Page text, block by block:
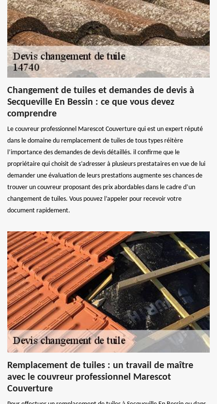
Changement de tuiles et demandes de devis à
Secqueville En Bessin : ce que vous devez
comprendre
Le couvreur professionnel Marescot Couverture qui est un expert réputé
dans le domaine du remplacement de tuiles de tous types réitère
l’importance des demandes de devis détaillés. il confirme que le
propriétaire qui choisit de s’adresser à plusieurs prestataires en vue de lui
demander une évaluation de leurs prestations augmente ses chances de
trouver un couvreur proposant des prix abordables dans le cadre d’un
changement de tuiles. Vous pouvez l’appeler pour recevoir votre
document rapidement.
Remplacement de tuiles : un travail de maître
avec le couvreur professionnel Marescot
Couverture